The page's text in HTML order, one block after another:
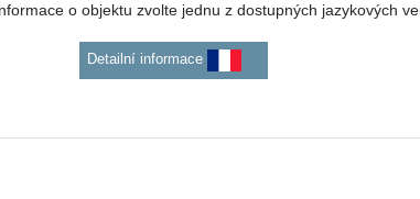
o objektu zvolte jednu z dostupných jazykových
Detailní informace